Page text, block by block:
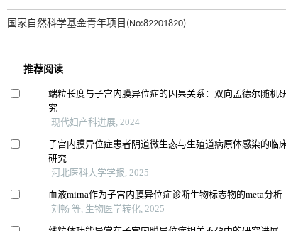
国家自然科学基金青年项目(No:82201820)